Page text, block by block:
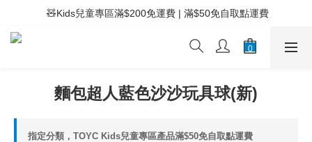
⚡滿$400免運費 | 滿$200免Easy Trade自取點運費
🧸Kids兒童專區滿$200免運費 | 滿$50免自取點運費
⚡滿$400免運費 | 滿$200免Easy Trade自取點運費
麵包超人藍色沙沙玩具球(新)
指定分類，TOYC Kids兒童專區產品滿$50免自取點運費